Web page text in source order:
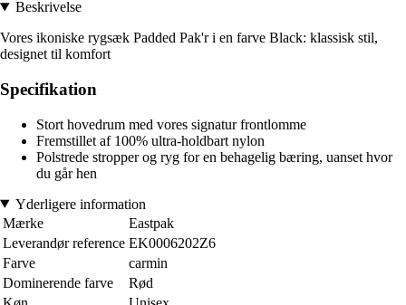
Beskrivelse
Vores ikoniske rygsæk Padded Pak'r i en farve Black: klassisk stil,
designet til komfort
Specifikation
Stort hovedrum med vores signatur frontlomme
Fremstillet af 100% ultra-holdbart nylon
Polstrede stropper og ryg for en behagelig bæring, uanset hvor
du går hen
Yderligere information
Mærke
Eastpak
Leverandør reference EK0006202Z6
Farve
carmin
Dominerende farve
Rød